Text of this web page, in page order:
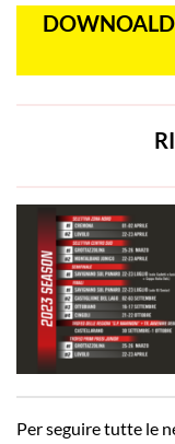
Per seguire tutte le